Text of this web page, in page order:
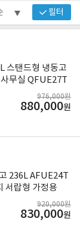
필터
스탠드형 냉동고
무실 QFUE27T
976,000원
880,000원
236L AFUE24T
서랍형 가정용
920,000원
830,000원